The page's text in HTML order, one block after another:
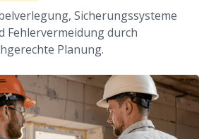
Sicherungssysteme
Fehlervermeidung durch
Planung.